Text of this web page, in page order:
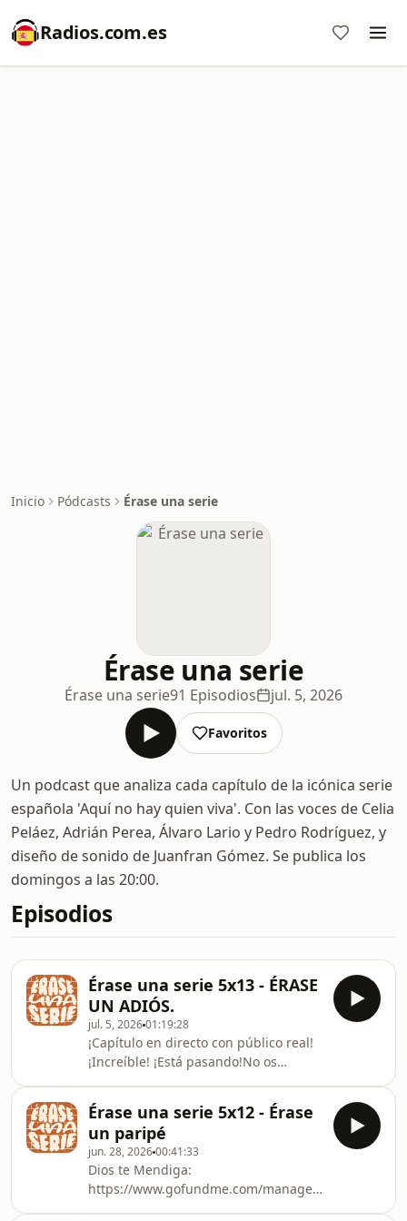
Radios.com.es
Inicio Pódcasts Érase una serie
Érase una serie
Érase una serie91 Episodios jul. 5, 2026
Favoritos
Un podcast que analiza cada capítulo de la icónica serie
española 'Aquí no hay quien viva'. Con las voces de Celia
Peláez, Adrián Perea, Álvaro Lario y Pedro Rodríguez, y
diseño de sonido de Juanfran Gómez. Se publica los
domingos a las 20:00.
Episodios
Érase una serie 5x13 - ÉRASE
UN ADIÓS.
jul. 5, 202601:19:28
¡Capítulo en directo con público real!
¡Increíble! ¡Está pasando!No os
hay donación mínima:
https://gofund.me/ce08c3f01Hemos
conseguido llegar hasta aquí a pesar
del Papa, de Bad Bunny, de los
infinitos y atropellados problemas
técnicos y de una baja médica de
última hora. Y vosotros además lo
Érase una serie 5x12 - Érase
un paripé
jun. 28, 202600:41:33
Dios te Mendiga:
https://www.gofundme.com/manage/erase-